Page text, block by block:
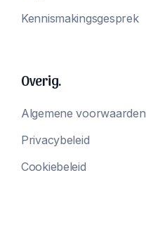
Kennismakingsgesprek
Overig.
Algemene voorwaarden
Privacybeleid
Cookiebeleid